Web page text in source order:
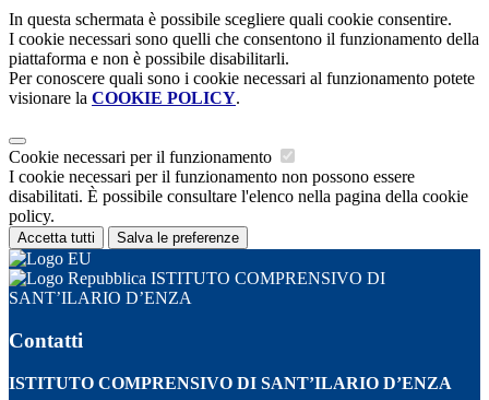
In questa schermata è possibile scegliere quali cookie consentire.
I cookie necessari sono quelli che consentono il funzionamento della
piattaforma e non è possibile disabilitarli.
Per conoscere quali sono i cookie necessari al funzionamento potete
visionare la COOKIE POLICY.
Cookie necessari per il funzionamento
I cookie necessari per il funzionamento non possono essere
disabilitati. È possibile consultare l'elenco nella pagina della cookie
policy.
Accetta tutti Salva le preferenze
ISTITUTO COMPRENSIVO DI
SANT’ILARIO D’ENZA
Contatti
ISTITUTO COMPRENSIVO DI SANT’ILARIO D’ENZA